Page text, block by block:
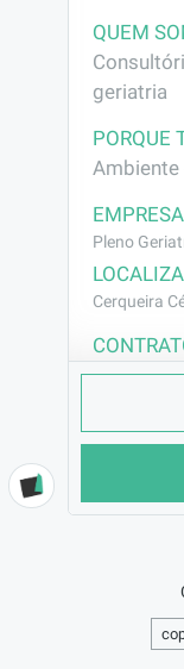
QUEM
geriatria
PORQUE
Ambiente
EMPRESA
Pleno
Cerqueira
CLT
de
VAGA
a combinar